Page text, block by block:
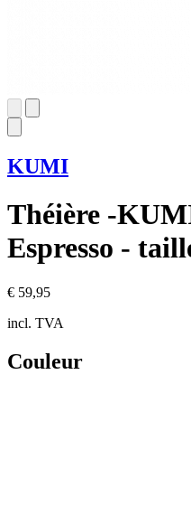
KUMI
Théière -
Espresso -
€ 59,95
incl. TVA
Couleur